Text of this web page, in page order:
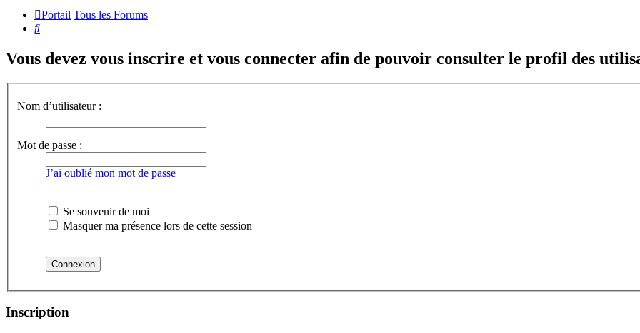
Portail Tous les Forums
Rechercher
Vous devez vous inscrire et vous connecter afin de pouvoir consulter le profil des
Nom d’utilisateur :
Mot de passe :
J’ai oublié mon mot de passe
Se souvenir de moi
Masquer ma présence lors de cette session
Inscription